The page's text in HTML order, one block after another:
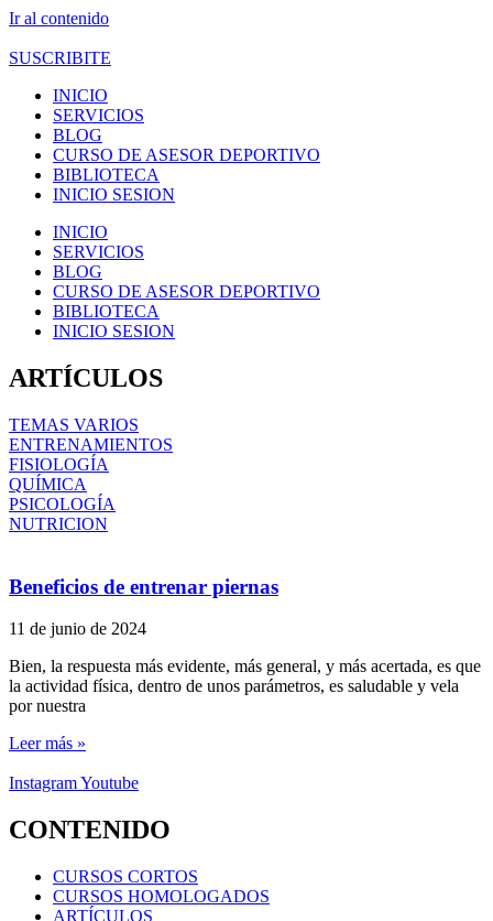
Ir al contenido
SUSCRIBITE
INICIO
SERVICIOS
BLOG
CURSO DE ASESOR DEPORTIVO
BIBLIOTECA
INICIO SESION
INICIO
SERVICIOS
BLOG
CURSO DE ASESOR DEPORTIVO
BIBLIOTECA
INICIO SESION
ARTÍCULOS
TEMAS VARIOS
ENTRENAMIENTOS
FISIOLOGÍA
QUÍMICA
PSICOLOGÍA
NUTRICION
Beneficios de entrenar piernas
11 de junio de 2024
Bien, la respuesta más evidente, más general, y más acertada, es que
la actividad física, dentro de unos parámetros, es saludable y vela
por nuestra
Leer más »
InstagramYoutube
CONTENIDO
CURSOS CORTOS
CURSOS HOMOLOGADOS
ARTÍCULOS